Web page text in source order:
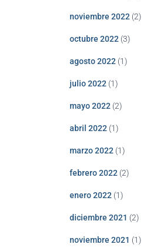
noviembre 2022(2)
octubre 2022(3)
agosto 2022(1)
julio 2022(1)
mayo 2022(2)
abril 2022(1)
marzo 2022(1)
febrero 2022(2)
enero 2022(1)
diciembre 2021 (2)
noviembre 2021 (1)